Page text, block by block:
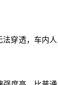
法穿透，车内人